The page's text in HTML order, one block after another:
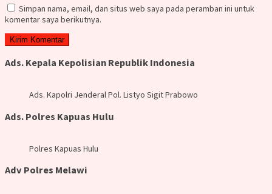
Simpan nama, email, dan situs web saya pada peramban ini untuk
komentar saya berikutnya.
Ads. Kepala Kepolisian Republik Indonesia
Ads. Kapolri Jenderal Pol. Listyo Sigit Prabowo
Ads. Polres Kapuas Hulu
Polres Kapuas Hulu
Adv Polres Melawi